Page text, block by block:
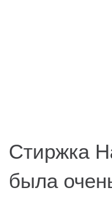
Стиржка
была